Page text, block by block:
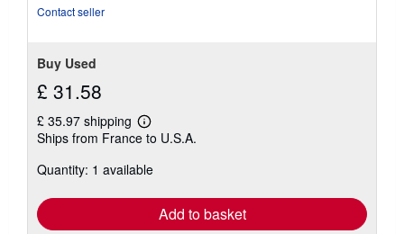
Contact seller
Buy Used
£ 31.58
£ 35.97 shipping
Learn
more
shipping
Ships from France to U.S.A.
Quantity: 1 available
Add to basket